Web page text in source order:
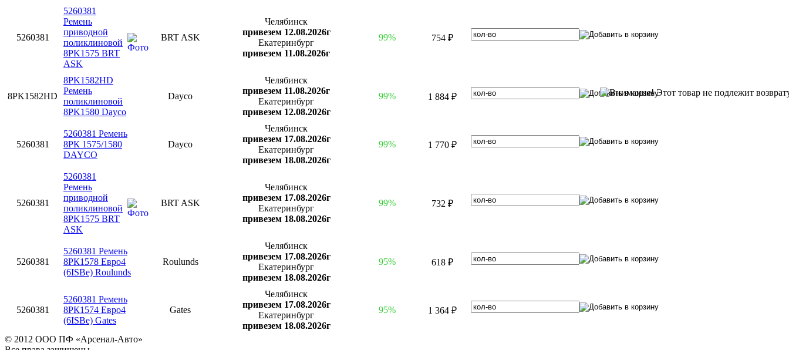
5260381
5260381
Ремень
приводной
поликлиновой
8PK1575 BRT
ASK
BRT ASK
Челябинск
привезем 12.08.2026г
Екатеринбург
привезем 11.08.2026г
99% 754 ₽
8PK1582HD
8PK1582HD
Ремень
поликлиновой
8PK1580 Dayco
Dayco
Челябинск
привезем 11.08.2026г
Екатеринбург
привезем 12.08.2026г
99% 1 884 ₽
5260381
5260381 Ремень
8РК 1575/1580
DAYCO
Dayco
Челябинск
привезем 17.08.2026г
Екатеринбург
привезем 18.08.2026г
99% 1 770 ₽
5260381
5260381
Ремень
приводной
поликлиновой
8PK1575 BRT
ASK
BRT ASK
Челябинск
привезем 17.08.2026г
Екатеринбург
привезем 18.08.2026г
99% 732 ₽
5260381
5260381 Ремень
8РК1578 Евро4
(6ISBe) Roulunds
Roulunds
Челябинск
привезем 17.08.2026г
Екатеринбург
привезем 18.08.2026г
95% 618 ₽
5260381
5260381 Ремень
8РК1574 Евро4
(6ISBe) Gates
Gates
Челябинск
привезем 17.08.2026г
Екатеринбург
привезем 18.08.2026г
95% 1 364 ₽
© 2012 ООО ПФ «Арсенал-Авто»